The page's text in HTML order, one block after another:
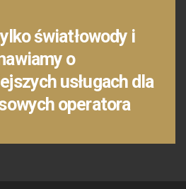
światłowody i
o
usługach dla
operatora